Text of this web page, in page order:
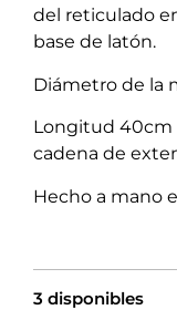
del reticulado
base de latón.
Diámetro de la
Longitud 40cm
cadena de
Hecho a mano
3 disponibles